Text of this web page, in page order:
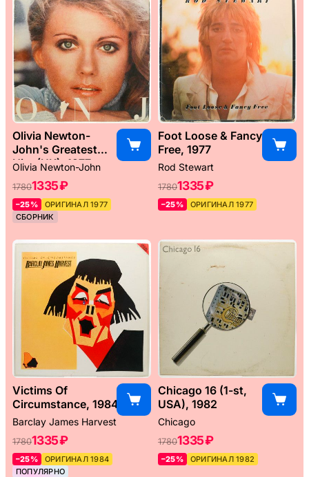
Olivia Newton-
John's Greatest
Hits (UK), 1977
Olivia Newton-John
17801335 ₽
–25%
ОРИГИНАЛ 1977
СБОРНИК
Foot Loose & Fancy
Free, 1977
Rod Stewart
17801335 ₽
–25% ОРИГИНАЛ 1977
Victims Of
Circumstance, 1984
Barclay James Harvest
17801335 ₽
–25%
ОРИГИНАЛ 1984
ПОПУЛЯРНО
Chicago 16 (1-st,
USA), 1982
Chicago
17801335 ₽
–25% ОРИГИНАЛ 1982